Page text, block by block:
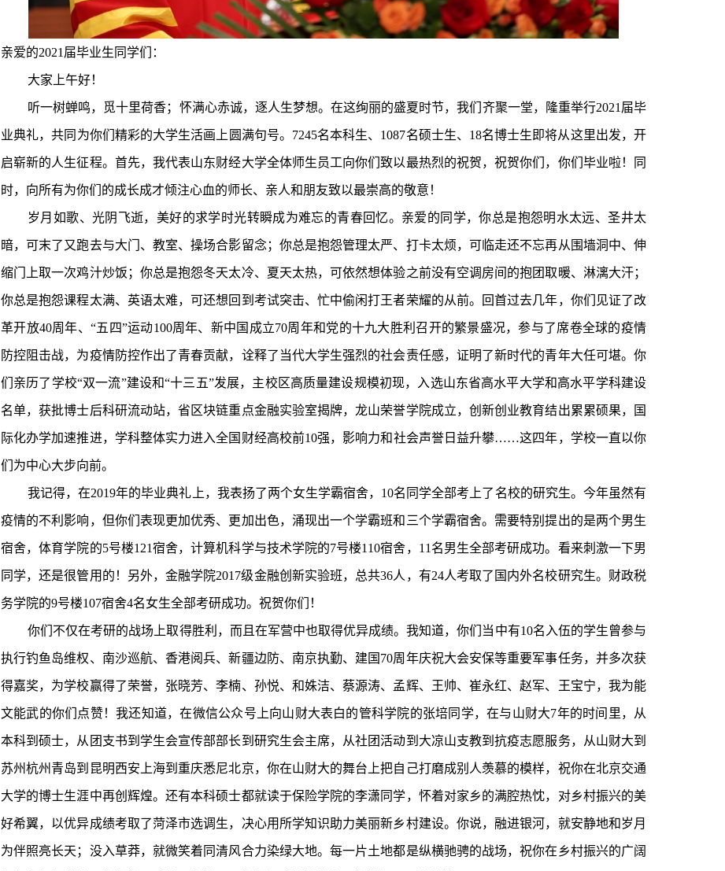
亲爱的2021届毕业生同学们：
大家上午好！
听一树蝉鸣，觅十里荷香；怀满心赤诚，逐人生梦想。在这绚丽的盛夏时节，我们齐聚一堂，隆重举行2021届毕
业典礼，共同为你们精彩的大学生活画上圆满句号。7245名本科生、1087名硕士生、18名博士生即将从这里出发，开
启崭新的人生征程。首先，我代表山东财经大学全体师生员工向你们致以最热烈的祝贺，祝贺你们，你们毕业啦！同
时，向所有为你们的成长成才倾注心血的师长、亲人和朋友致以最崇高的敬意！
岁月如歌、光阴飞逝，美好的求学时光转瞬成为难忘的青春回忆。亲爱的同学，你总是抱怨明水太远、圣井太
暗，可末了又跑去与大门、教室、操场合影留念；你总是抱怨管理太严、打卡太烦，可临走还不忘再从围墙洞中、伸
缩门上取一次鸡汁炒饭；你总是抱怨冬天太冷、夏天太热，可依然想体验之前没有空调房间的抱团取暖、淋漓大汗；
你总是抱怨课程太满、英语太难，可还想回到考试突击、忙中偷闲打王者荣耀的从前。回首过去几年，你们见证了改
革开放40周年、“五四”运动100周年、新中国成立70周年和党的十九大胜利召开的繁景盛况，参与了席卷全球的疫情
防控阻击战，为疫情防控作出了青春贡献，诠释了当代大学生强烈的社会责任感，证明了新时代的青年大任可堪。你
们亲历了学校“双一流”建设和“十三五”发展，主校区高质量建设规模初现，入选山东省高水平大学和高水平学科建设
名单，获批博士后科研流动站，省区块链重点金融实验室揭牌，龙山荣誉学院成立，创新创业教育结出累累硕果，国
际化办学加速推进，学科整体实力进入全国财经高校前10强，影响力和社会声誉日益升攀……这四年，学校一直以你
们为中心大步向前。
我记得，在2019年的毕业典礼上，我表扬了两个女生学霸宿舍，10名同学全部考上了名校的研究生。今年虽然有
疫情的不利影响，但你们表现更加优秀、更加出色，涌现出一个学霸班和三个学霸宿舍。需要特别提出的是两个男生
宿舍，体育学院的5号楼121宿舍，计算机科学与技术学院的7号楼110宿舍，11名男生全部考研成功。看来刺激一下男
同学，还是很管用的！另外，金融学院2017级金融创新实验班，总共36人，有24人考取了国内外名校研究生。财政税
务学院的9号楼107宿舍4名女生全部考研成功。祝贺你们！
你们不仅在考研的战场上取得胜利，而且在军营中也取得优异成绩。我知道，你们当中有10名入伍的学生曾参与
执行钓鱼岛维权、南沙巡航、香港阅兵、新疆边防、南京执勤、建国70周年庆祝大会安保等重要军事任务，并多次获
得嘉奖，为学校赢得了荣誉，张晓芳、李楠、孙悦、和姝洁、蔡源涛、孟辉、王帅、崔永红、赵军、王宝宁，我为能
文能武的你们点赞！我还知道，在微信公众号上向山财大表白的管科学院的张培同学，在与山财大7年的时间里，从
本科到硕士，从团支书到学生会宣传部部长到研究生会主席，从社团活动到大凉山支教到抗疫志愿服务，从山财大到
苏州杭州青岛到昆明西安上海到重庆悉尼北京，你在山财大的舞台上把自己打磨成别人羡慕的模样，祝你在北京交通
大学的博士生涯中再创辉煌。还有本科硕士都就读于保险学院的李潇同学，怀着对家乡的满腔热忱，对乡村振兴的美
好希翼，以优异成绩考取了菏泽市选调生，决心用所学知识助力美丽新乡村建设。你说，融进银河，就安静地和岁月
为伴照亮长天；没入草莽，就微笑着同清风合力染绿大地。每一片土地都是纵横驰骋的战场，祝你在乡村振兴的广阔